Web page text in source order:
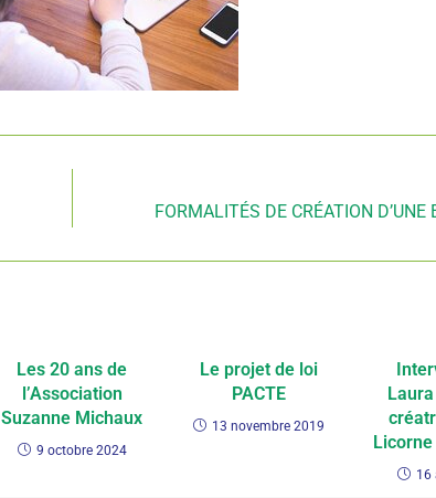
FORMALITÉS DE CRÉATION D’UNE
Les 20 ans de
l’Association
Suzanne Michaux
9 octobre 2024
Le projet de loi
PACTE
13 novembre 2019
16